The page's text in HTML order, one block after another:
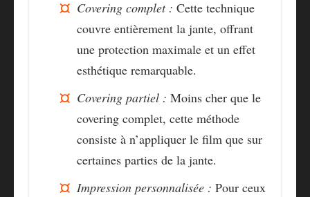
Covering complet : Cette technique
couvre entièrement la jante, offrant
une protection maximale et un effet
esthétique remarquable.
Covering partiel : Moins cher que le
covering complet, cette méthode
consiste à n’appliquer le film que sur
certaines parties de la jante.
Impression personnalisée : Pour ceux